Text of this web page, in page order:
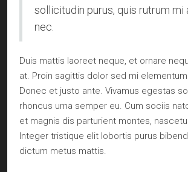
sollicitudin purus, quis rutrum mi
nec.
Duis mattis laoreet neque, et ornare
at. Proin sagittis dolor sed mi
Donec et justo ante. Vivamus egestas
rhoncus urna semper eu. Cum sociis
et magnis dis parturient montes,
Integer tristique elit lobortis purus
dictum metus mattis.